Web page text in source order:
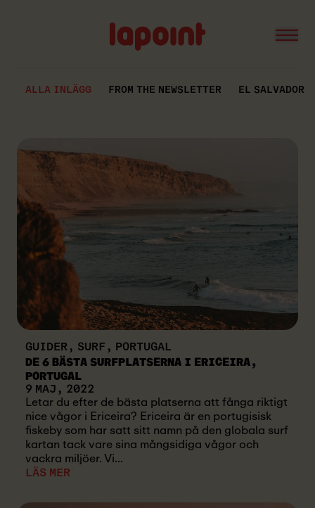
Lapoint
ALLA INLÄGG FROM THE NEWSLETTER EL SALVADOR
GUIDER, SURF, PORTUGAL
DE 6 BÄSTA SURFPLATSERNA I ERICEIRA,
PORTUGAL
9 MAJ, 2022
Letar du efter de bästa platserna att fånga riktigt
nice vågor i Ericeira? Ericeira är en portugisisk
fiskeby som har satt sitt namn på den globala surf
kartan tack vare sina mångsidiga vågor och
vackra miljöer. Vi...
LÄS MER